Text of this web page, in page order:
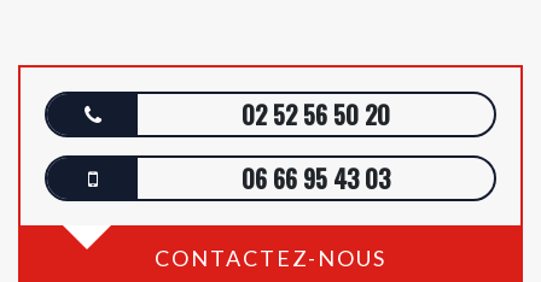
02 52 56 50 20
06 66 95 43 03
CONTACTEZ-NOUS